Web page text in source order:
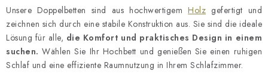
n
t
e
d
e
Unsere Doppelbetten sind aus hochwertigemHolz gefertigt und
zeichnen sich durch eine stabile Konstruktion aus. Sie sind die ideale
Lösung für alle, die Komfort und praktisches Design in einem
suchen. Wählen Sie Ihr Hochbett und genießen Sie einen ruhigen
Schlaf und eine effiziente Raumnutzung in Ihrem Schlafzimmer.